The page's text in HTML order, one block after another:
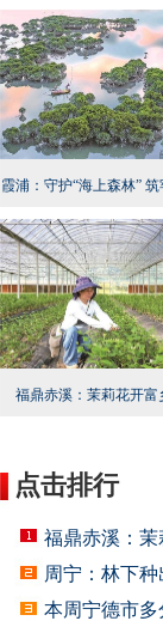
地”
霞浦：守护“海上森林”
屏障
福鼎赤溪：茉莉花开富
点击排行
福鼎赤溪：
周宁：林下种
本周宁德市